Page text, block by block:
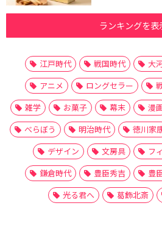
ランキングを表
江戸時代 戦国時代 大
アニメ
ロングセラー
雑学
お菓子 幕末 漫
べらぼう
明治時代 徳川家
デザイン
文房具 フ
鎌倉時代
豊臣秀吉 豊
光る君へ
葛飾北斎